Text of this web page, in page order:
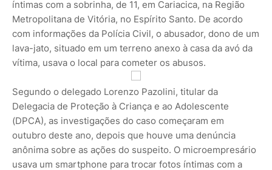
íntimas com a sobrinha, de 11, em Cariacica, na Região
Metropolitana de Vitória, no Espírito Santo. De acordo
com informações da Polícia Civil, o abusador, dono de um
lava-jato, situado em um terreno anexo à casa da avó da
vítima, usava o local para cometer os abusos.
Segundo o delegado Lorenzo Pazolini, titular da
Delegacia de Proteção à Criança e ao Adolescente
(DPCA), as investigações do caso começaram em
outubro deste ano, depois que houve uma denúncia
anônima sobre as ações do suspeito. O microempresário
usava um smartphone para trocar fotos íntimas com a